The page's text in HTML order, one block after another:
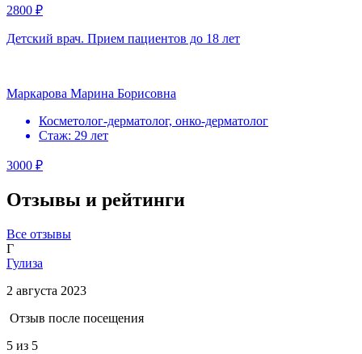
2800 ₽
Детский врач. Прием пациентов до 18 лет
Маркарова Марина Борисовна
Косметолог-дерматолог, онко-дерматолог
Стаж: 29 лет
3000 ₽
Отзывы и рейтинги
Все отзывы
Г
Гулиза
2 августа 2023
Отзыв после посещения
5 из 5